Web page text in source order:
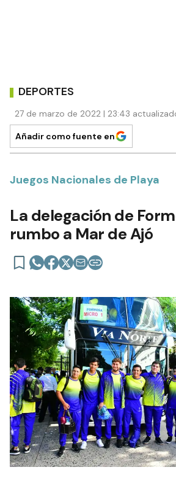
DEPORTES
27 de marzo de 2022 | 23:43
Añadir como fuente en
Juegos Nacionales de Playa
La delegación de
rumbo a Mar de Ajó